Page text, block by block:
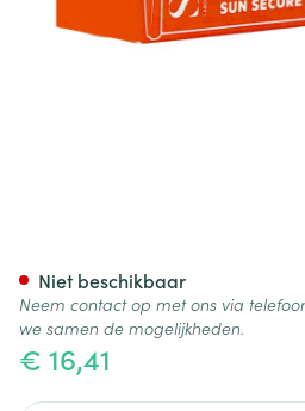
€ 16,41
Niet beschikbaar
Neem contact op met ons via
we samen de mogelijkheden.